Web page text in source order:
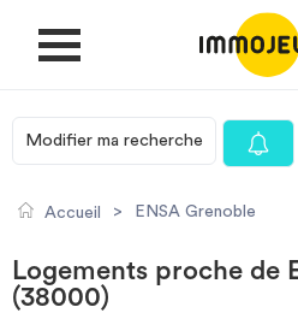
MON
Modifier ma recherche
Accueil > ENSA Grenoble
Logements proche de
(38000)